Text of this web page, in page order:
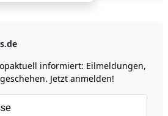
informiert: Eilmeldungen,
Jetzt anmelden!